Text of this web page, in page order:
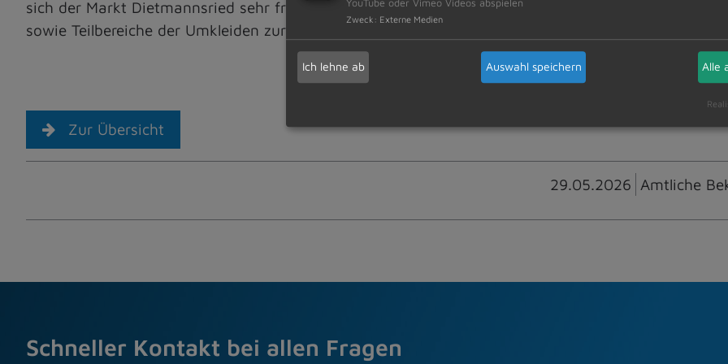
sich der Markt Dietmannsried sehr freuen. Bitte beachten Sie, dass beim Frühschwimmen nur die
sowie Teilbereiche der Umkleiden zur Verfügung stehen.
Zur Übersicht
29.05.2026 Amtliche
Schneller Kontakt bei allen Fragen
YouTube oder Vimeo Videos abspielen
Zweck : Externe Medien
Ich lehne ab Auswahl speichern Alle